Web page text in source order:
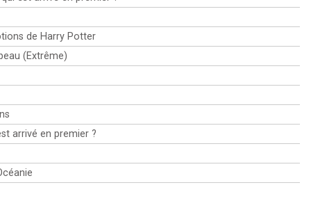
de Harry Potter
(Extrême)
arrivé en premier ?